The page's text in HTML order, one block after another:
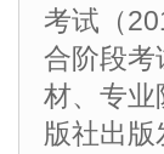
考试（
合阶段考
材、专业
版社出